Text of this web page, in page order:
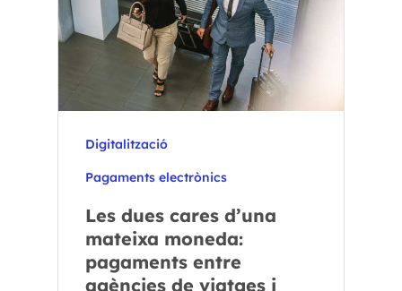
Digitalització
Pagaments electrònics
Les dues cares d’una
mateixa moneda:
pagaments entre
agències de viatges i